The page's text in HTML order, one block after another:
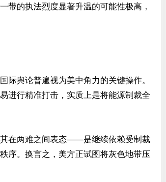
带的执法烈度显著升温的可能性极高，
际舆论普遍视为美中角力的关键操作。
进行精准打击，实质上是将能源制裁全
在两难之间表态——是继续依赖受制裁
序。换言之，美方正试图将灰色地带压